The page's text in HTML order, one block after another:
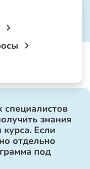
знания
Если
отдельно
под